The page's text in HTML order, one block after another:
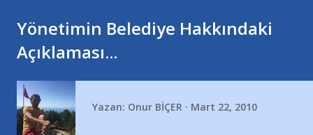
Yönetimin Belediye Hakkındaki
Açıklaması...
Yazan: Onur BİÇER Mart 22, 2010